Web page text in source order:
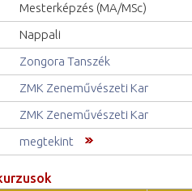
Mesterképzés (MA/MSc)
Nappali
Zongora Tanszék
ZMK Zeneművészeti Kar
ZMK Zeneművészeti Kar
megtekint